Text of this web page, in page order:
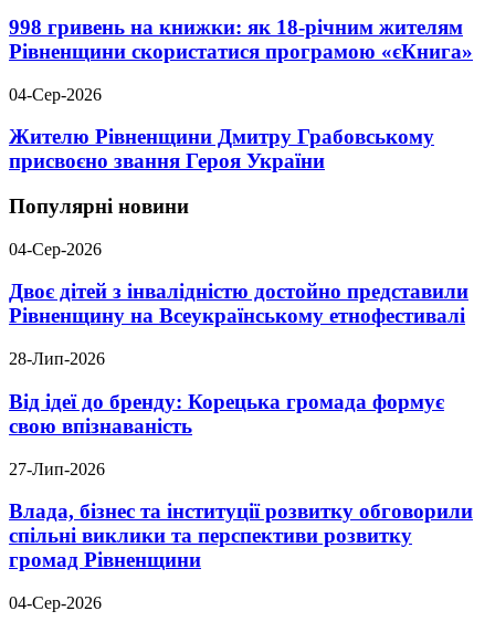
998 гривень на книжки: як 18-річним жителям
Рівненщини скористатися програмою «єКнига»
04-Сер-2026
Жителю Рівненщини Дмитру Грабовському
присвоєно звання Героя України
Популярні новини
04-Сер-2026
Двоє дітей з інвалідністю достойно представили
Рівненщину на Всеукраїнському етнофестивалі
28-Лип-2026
Від ідеї до бренду: Корецька громада формує
свою впізнаваність
27-Лип-2026
Влада, бізнес та інституції розвитку обговорили
спільні виклики та перспективи розвитку
громад Рівненщини
04-Сер-2026